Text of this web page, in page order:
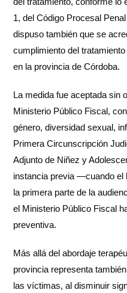
1, del Código Procesal
dispuso también que se
cumplimiento del
en la provincia de Córdoba.
La medida fue aceptada sin
Ministerio Público Fiscal,
género, diversidad sexual,
Primera Circunscripción
Adjunto de Niñez y
instancia previa —cuando el
la primera parte de la
el Ministerio Público Fiscal
preventiva.
Más allá del abordaje
provincia representa
las víctimas, al disminuir